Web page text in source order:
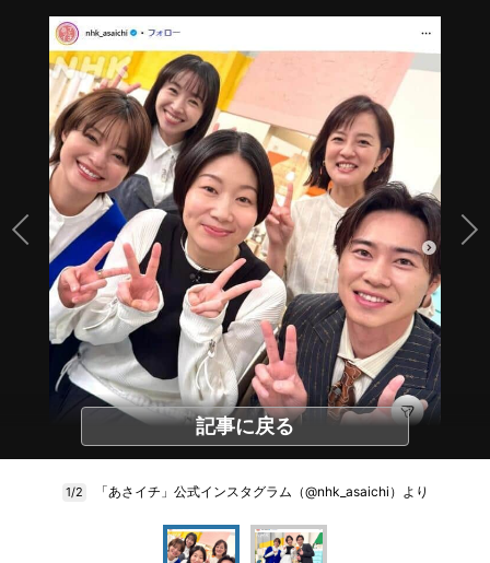
記事に戻る
1/2 「あさイチ」公式インスタグラム（@nhk_asaichi）より